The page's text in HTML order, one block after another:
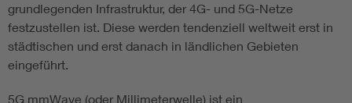
grundlegenden Infrastruktur, der 4G- und 5G-Netze
festzustellen ist. Diese werden tendenziell weltweit erst in
städtischen und erst danach in ländlichen Gebieten
eingeführt.
5G mmWave (oder Millimeterwelle) ist ein